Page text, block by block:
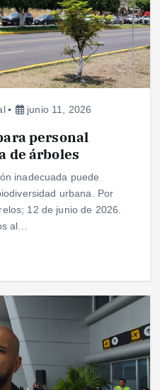
junio 11, 2026
personal
de árboles
inadecuada puede
urbana. Por
12 de junio de 2026.
al…